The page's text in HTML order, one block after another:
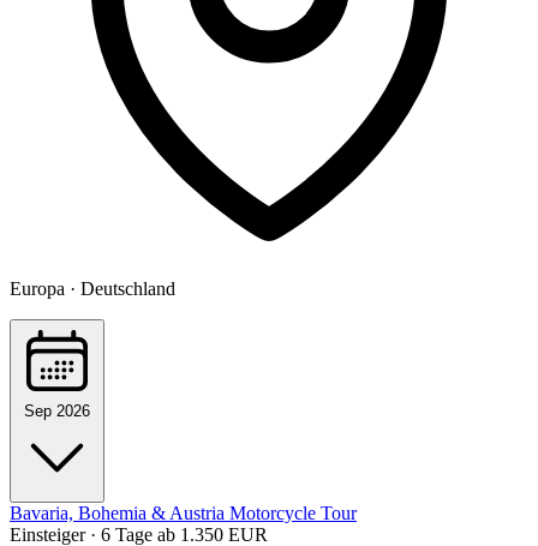
Europa · Deutschland
Sep 2026
Bavaria, Bohemia & Austria Motorcycle Tour
Einsteiger · 6 Tage ab 1.350 EUR